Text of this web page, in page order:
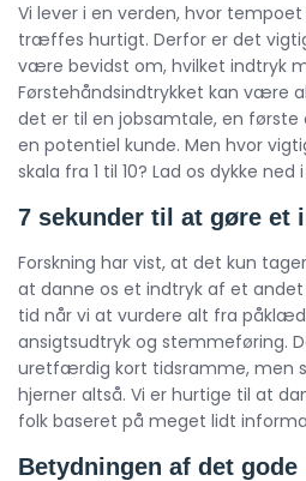
Vi lever i en verden, hvor
træffes hurtigt. Derfor er det
være bevidst om, hvilket indtryk
Førstehåndsindtrykket kan være
det er til en jobsamtale, en
en potentiel kunde. Men hvor
skala fra 1 til 10? Lad os dykke ned
7 sekunder til at gøre et
Forskning har vist, at det kun
at danne os et indtryk af et andet
tid når vi at vurdere alt fra
ansigtsudtryk og stemmeføring.
uretfærdig kort tidsramme, men
hjerner altså. Vi er hurtige til at
folk baseret på meget lidt
Betydningen af det gode